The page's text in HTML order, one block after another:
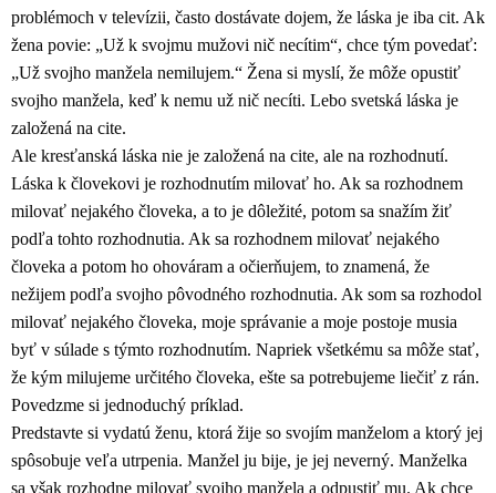
problémoch v televízii, často dostávate dojem, že láska je iba cit. Ak
žena povie: „Už k svojmu mužovi nič necítim“, chce tým povedať:
„Už svojho manžela nemilujem.“ Žena si myslí, že môže opustiť
svojho manžela, keď k nemu už nič necíti. Lebo svetská láska je
založená na cite.
Ale kresťanská láska nie je založená na cite, ale na rozhodnutí.
Láska k človekovi je rozhodnutím milovať ho. Ak sa rozhodnem
milovať nejakého človeka, a to je dôležité, potom sa snažím žiť
podľa tohto rozhodnutia. Ak sa rozhodnem milovať nejakého
človeka a potom ho ohováram a očierňujem, to znamená, že
nežijem podľa svojho pôvodného rozhodnutia. Ak som sa rozhodol
milovať nejakého človeka, moje správanie a moje postoje musia
byť v súlade s týmto rozhodnutím. Napriek všetkému sa môže stať,
že kým milujeme určitého človeka, ešte sa potrebujeme liečiť z rán.
Povedzme si jednoduchý príklad.
Predstavte si vydatú ženu, ktorá žije so svojím manželom a ktorý jej
spôsobuje veľa utrpenia. Manžel ju bije, je jej neverný. Manželka
sa však rozhodne milovať svojho manžela a odpustiť mu. Ak chce